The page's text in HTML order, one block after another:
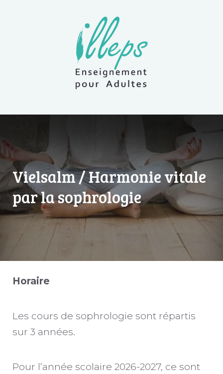
Vielsalm / Harmonie vitale
par la sophrologie
Horaire
Les cours de sophrologie sont répartis
sur 3 années.
Pour l’année scolaire 2026-2027, ce sont